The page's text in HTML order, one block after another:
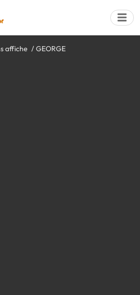
affiche GEORGE